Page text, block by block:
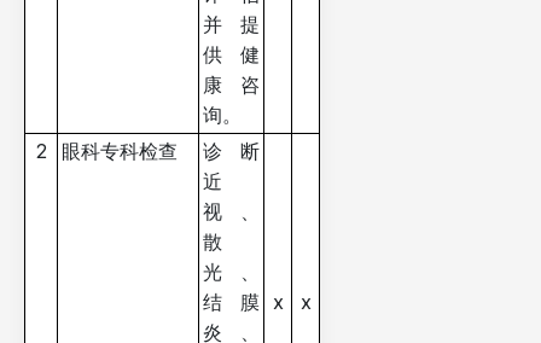
并提
供健
康咨
询。
2 眼科专科检查
诊断
近
视、
散
光、
结膜
炎、
x x